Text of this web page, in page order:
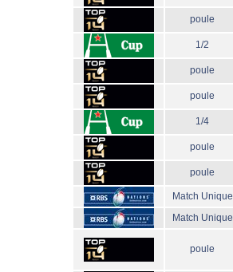
poule
1/2
poule
poule
1/4
poule
poule
Match Unique
Match Unique
poule